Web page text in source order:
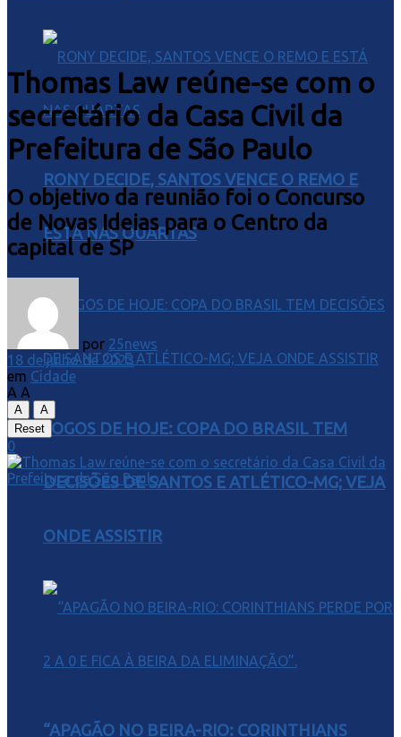
RONY DECIDE, SANTOS VENCE O REMO E
ESTÁ NAS QUARTAS
JOGOS DE HOJE: COPA DO BRASIL TEM
DECISÕES DE SANTOS E ATLÉTICO-MG; VEJA
ONDE ASSISTIR
“APAGÃO NO BEIRA-RIO: CORINTHIANS
Thomas Law reúne-se com o
secretário da Casa Civil da
Prefeitura de São Paulo
O objetivo da reunião foi o Concurso
de Novas Ideias para o Centro da
capital de SP
por 25news
18 de julho de 2023
em Cidade
A A
A
A
Reset
0